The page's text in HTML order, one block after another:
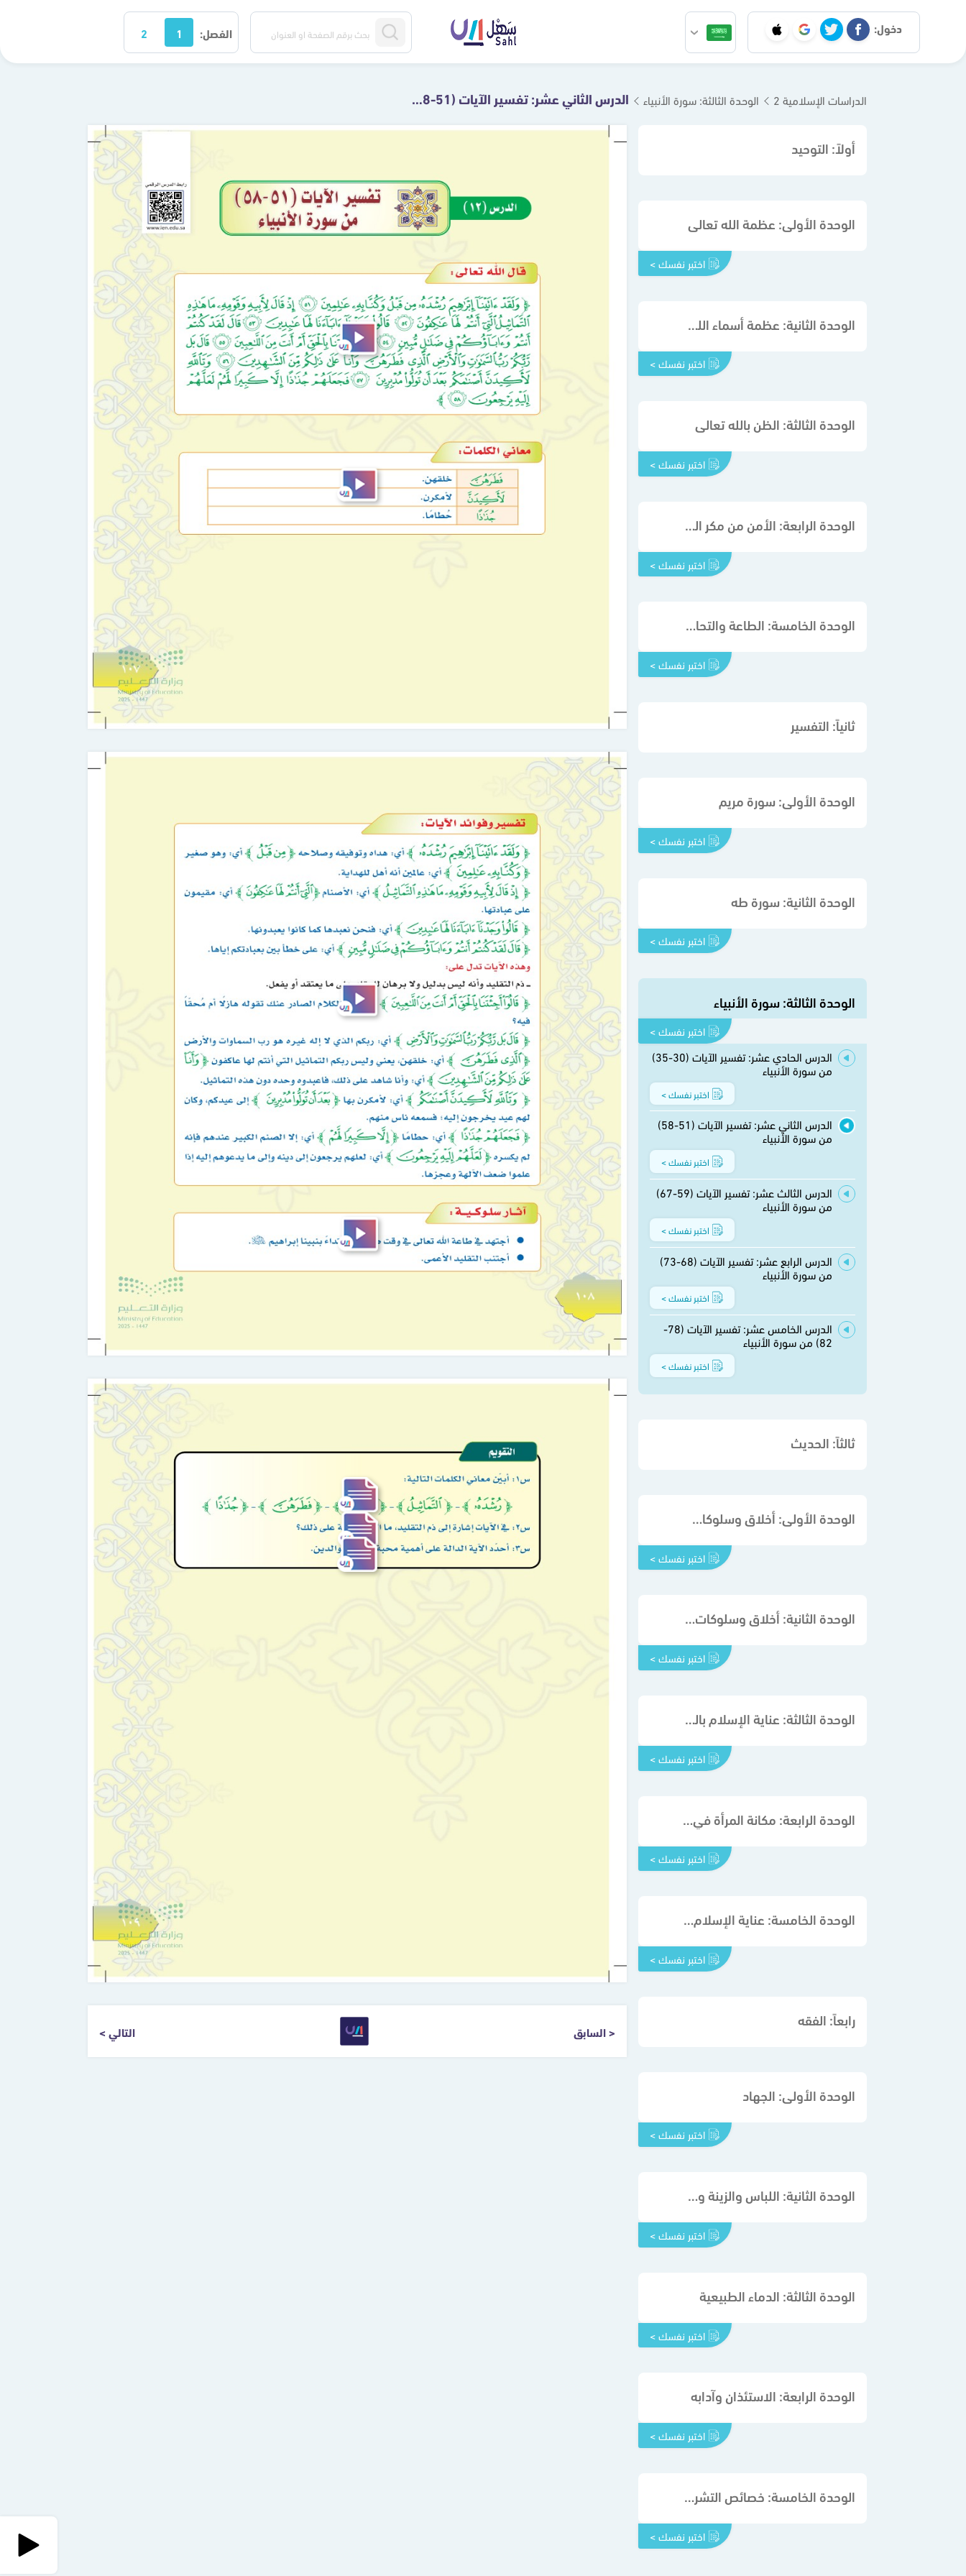
دخول: الفصل: 1
2
الدراسات الإسلامية 2 الوحدة الثالثة: سورة الأنبياء الدرس الثاني عشر: تفسير الآيات (51-58) من سورة الأنبياء
أولاً: التوحيد
الوحدة الأولى: عظمة الله تعالى
اختبر نفسك >
الوحدة الثانية: عظمة أسماء الله تعالى
اختبر نفسك >
الوحدة الثالثة: الظن بالله تعالى
اختبر نفسك >
الوحدة الرابعة: الأمن من مكر الله تعالى والقنوط من رحمته
اختبر نفسك >
الوحدة الخامسة: الطاعة والتحاكم
اختبر نفسك >
ثانياً: التفسير
الوحدة الأولى: سورة مريم
اختبر نفسك >
الوحدة الثانية: سورة طه
اختبر نفسك >
الوحدة الثالثة: سورة الأنبياء
اختبر نفسك >
الدرس الحادي عشر: تفسير الآيات (30-35)
من سورة الأنبياء
اختبر نفسك >
الدرس الثاني عشر: تفسير الآيات (51-58)
من سورة الأنبياء
اختبر نفسك >
الدرس الثالث عشر: تفسير الآيات (59-67)
من سورة الأنبياء
اختبر نفسك >
الدرس الرابع عشر: تفسير الآيات (68-73)
من سورة الأنبياء
اختبر نفسك >
الدرس الخامس عشر: تفسير الآيات (78-
82) من سورة الأنبياء
اختبر نفسك >
ثالثاً: الحديث
الوحدة الأولى: أخلاق وسلوكات رغب فيها الإسلام
اختبر نفسك >
الوحدة الثانية: أخلاق وسلوكات نهى الإسلام عنها
اختبر نفسك >
الوحدة الثالثة: عناية الإسلام بالعمل المهني
اختبر نفسك >
الوحدة الرابعة: مكانة المرأة في الإسلام
اختبر نفسك >
الوحدة الخامسة: عناية الإسلام بالصحة
اختبر نفسك >
رابعاً: الفقه
الوحدة الأولى: الجهاد
اختبر نفسك >
الوحدة الثانية: اللباس والزينة وسنن الفطرة
اختبر نفسك >
الوحدة الثالثة: الدماء الطبيعية
اختبر نفسك >
الوحدة الرابعة: الاستئذان وآدابه
اختبر نفسك >
الوحدة الخامسة: خصائص التشريع الإسلامي
اختبر نفسك >
< السابق التالي >